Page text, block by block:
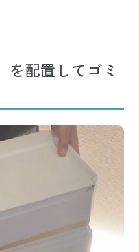
を配置してゴミ